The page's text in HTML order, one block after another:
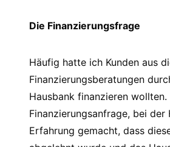
Die Finanzierungsfrage
Häufig hatte ich Kunden aus
Finanzierungsberatungen
Hausbank finanzieren
Finanzierungsanfrage, bei
Erfahrung gemacht, dass